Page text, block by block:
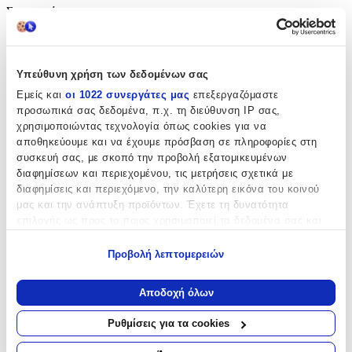
Υπεύθυνη χρήση των δεδομένων σας
Εμείς και οι 1022 συνεργάτες μας επεξεργαζόμαστε
προσωπικά σας δεδομένα, π.χ. τη διεύθυνση IP σας,
χρησιμοποιώντας τεχνολογία όπως cookies για να
αποθηκεύουμε και να έχουμε πρόσβαση σε πληροφορίες στη
συσκευή σας, με σκοπό την προβολή εξατομικευμένων
διαφημίσεων και περιεχομένου, τις μετρήσεις σχετικά με
διαφημίσεις και περιεχόμενο, την καλύτερη εικόνα του κοινού
μας και την ανάπτυξη προϊόντων. Έχετε τη δυνατότητα
Να συλλέξουμε πληροφορίες σχετικά με τη γεωγραφική
σας τοποθεσία, οι οποίες μπορεί να είναι ακριβείς σε
απόσταση μερικών μέτρων
Να αναγνωρίσουμε τη συσκευή σας σαρώνοντας ενεργά
για συγκεκριμένα χαρακτηριστικά (δακτυλικό αποτύπωμα)
Προβολή λεπτομερειών
Αποδοχή όλων
Ρυθμίσεις για τα cookies
Συγγραφέας
St Martin's Press
Αριθμός Σελίδων
320
Διαστάσεις:
2.6x11.8x17.6
9781250769527